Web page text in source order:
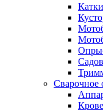
Сварочное